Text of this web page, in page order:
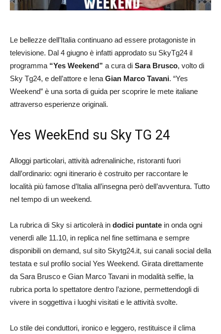
Le bellezze dell’Italia continuano ad essere protagoniste in
televisione. Dal 4 giugno è infatti approdato su SkyTg24 il
programma “Yes Weekend” a cura di Sara Brusco, volto di
Sky Tg24, e dell’attore e Iena Gian Marco Tavani. “Yes
Weekend” è una sorta di guida per scoprire le mete italiane
attraverso esperienze originali.
Yes WeekEnd su Sky TG 24
Alloggi particolari, attività adrenaliniche, ristoranti fuori
dall’ordinario: ogni itinerario è costruito per raccontare le
località più famose d’Italia all’insegna però dell’avventura. Tutto
nel tempo di un weekend.
La rubrica di Sky si articolerà in dodici puntate in onda ogni
venerdì alle 11.10, in replica nel fine settimana e sempre
disponibili on demand, sul sito Skytg24.it, sui canali social della
testata e sul profilo social Yes Weekend. Girata direttamente
da Sara Brusco e Gian Marco Tavani in modalità selfie, la
rubrica porta lo spettatore dentro l’azione, permettendogli di
vivere in soggettiva i luoghi visitati e le attività svolte.
Lo stile dei conduttori, ironico e leggero, restituisce il clima